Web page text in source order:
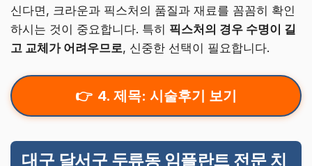
신다면, 크라운과 픽스처의 품질과 재료를 꼼꼼히 확인
하시는 것이 중요합니다. 특히 픽스처의 경우 수명이 길
고 교체가 어려우므로, 신중한 선택이 필요합니다.
4. 제목: 시술후기 보기
대구 달서구 두류동 임플란트 전문 치